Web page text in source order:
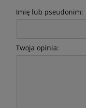
Imię lub pseudonim:
Twoja opinia: